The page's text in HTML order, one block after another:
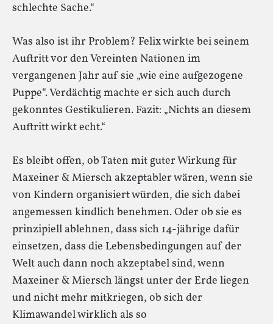
schlechte Sache.“
Was also ist ihr Problem? Felix wirkte bei seinem
Auftritt vor den Vereinten Nationen im
vergangenen Jahr auf sie „wie eine aufgezogene
Puppe“. Verdächtig machte er sich auch durch
gekonntes Gestikulieren. Fazit: „Nichts an diesem
Auftritt wirkt echt.“
Es bleibt offen, ob Taten mit guter Wirkung für
Maxeiner & Miersch akzeptabler wären, wenn sie
von Kindern organisiert würden, die sich dabei
angemessen kindlich benehmen. Oder ob sie es
prinzipiell ablehnen, dass sich 14-jährige dafür
einsetzen, dass die Lebensbedingungen auf der
Welt auch dann noch akzeptabel sind, wenn
Maxeiner & Miersch längst unter der Erde liegen
und nicht mehr mitkriegen, ob sich der
Klimawandel wirklich als so